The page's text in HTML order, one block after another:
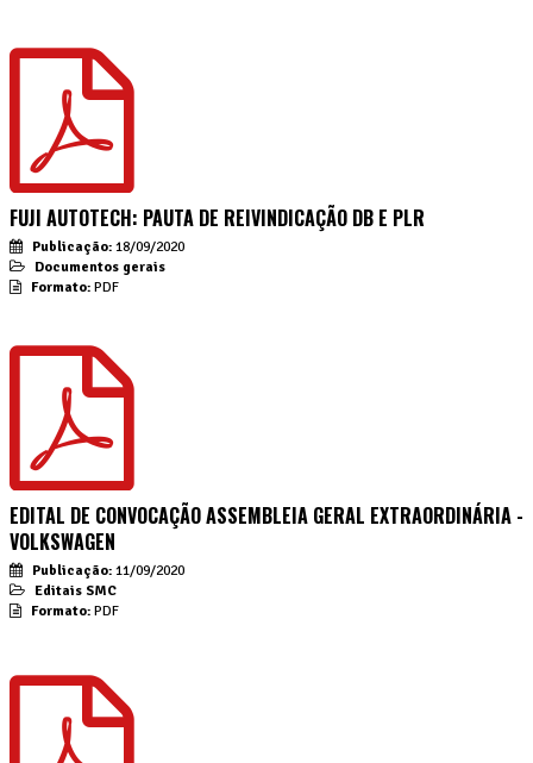
FUJI AUTOTECH: PAUTA DE REIVINDICAÇÃO DB E PLR
Publicação: 18/09/2020
Documentos gerais
Formato: PDF
EDITAL DE CONVOCAÇÃO ASSEMBLEIA GERAL EXTRAORDINÁRIA -
VOLKSWAGEN
Publicação: 11/09/2020
Editais SMC
Formato: PDF